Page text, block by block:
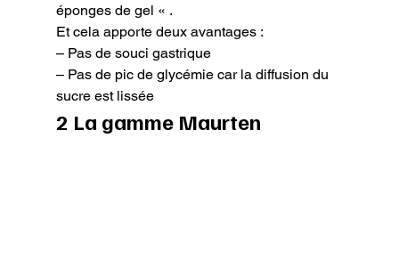
éponges de gel « .
Et cela apporte deux avantages :
– Pas de souci gastrique
– Pas de pic de glycémie car la diffusion du
sucre est lissée
2 La gamme Maurten